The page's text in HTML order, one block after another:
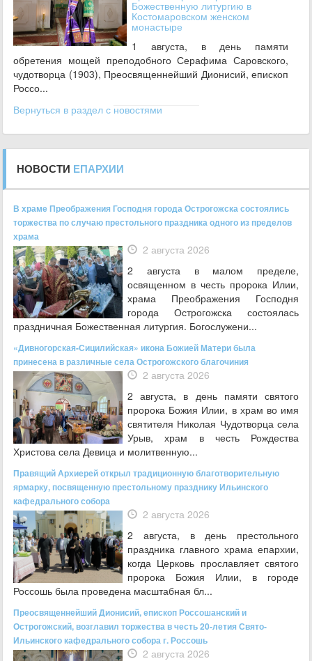
Божественную литургию в
Костомаровском женском
монастыре
1 августа, в день памяти
обретения мощей преподобного Серафима Саровского,
чудотворца (1903), Преосвященнейший Дионисий, епископ
Россо...
Вернуться в раздел с новостями
НОВОСТИ ЕПАРХИИ
В храме Преображения Господня города Острогожска состоялись
торжества по случаю престольного праздника одного из пределов
храма
2 августа 2026
2 августа в малом пределе,
освященном в честь пророка Илии,
храма Преображения Господня
города Острогожска состоялась
праздничная Божественная литургия. Богослужени...
«Дивногорская-Сицилийская» икона Божией Матери была
принесена в различные села Острогожского благочиния
2 августа 2026
2 августа, в день памяти святого
пророка Божия Илии, в храм во имя
святителя Николая Чудотворца села
Урыв, храм в честь Рождества
Христова села Девица и молитвенную...
Правящий Архиерей открыл традиционную благотворительную
ярмарку, посвященную престольному празднику Ильинского
кафедрального собора
2 августа 2026
2 августа, в день престольного
праздника главного храма епархии,
когда Церковь прославляет святого
пророка Божия Илии, в городе
Россошь была проведена масштабная бл...
Преосвященнейший Дионисий, епископ Россошанский и
Острогожский, возглавил торжества в честь 20-летия Свято-
Ильинского кафедрального собора г. Россошь
2 августа 2026